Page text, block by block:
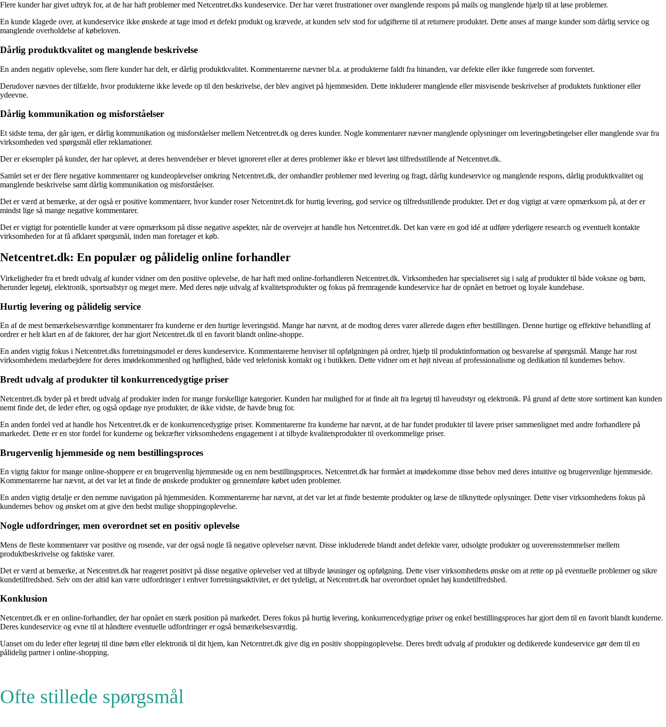
Flere kunder har givet udtryk for, at de har haft problemer med Netcentret.dks kundeservice. Der har været frustrationer over manglende respons på mails og manglende hjælp til at løse problemer.
En kunde klagede over, at kundeservice ikke ønskede at tage imod et defekt produkt og krævede, at kunden selv stod for udgifterne til at returnere produktet. Dette anses af mange kunder som dårlig service og
manglende overholdelse af købeloven.
Dårlig produktkvalitet og manglende beskrivelse
En anden negativ oplevelse, som flere kunder har delt, er dårlig produktkvalitet. Kommentarerne nævner bl.a. at produkterne faldt fra hinanden, var defekte eller ikke fungerede som forventet.
Derudover nævnes der tilfælde, hvor produkterne ikke levede op til den beskrivelse, der blev angivet på hjemmesiden. Dette inkluderer manglende eller misvisende beskrivelser af produktets funktioner eller
ydeevne.
Dårlig kommunikation og misforståelser
Et sidste tema, der går igen, er dårlig kommunikation og misforståelser mellem Netcentret.dk og deres kunder. Nogle kommentarer nævner manglende oplysninger om leveringsbetingelser eller manglende svar fra
virksomheden ved spørgsmål eller reklamationer.
Der er eksempler på kunder, der har oplevet, at deres henvendelser er blevet ignoreret eller at deres problemer ikke er blevet løst tilfredsstillende af Netcentret.dk.
Samlet set er der flere negative kommentarer og kundeoplevelser omkring Netcentret.dk, der omhandler problemer med levering og fragt, dårlig kundeservice og manglende respons, dårlig produktkvalitet og
manglende beskrivelse samt dårlig kommunikation og misforståelser.
Det er værd at bemærke, at der også er positive kommentarer, hvor kunder roser Netcentret.dk for hurtig levering, god service og tilfredsstillende produkter. Det er dog vigtigt at være opmærksom på, at der er
mindst lige så mange negative kommentarer.
Det er vigtigt for potentielle kunder at være opmærksom på disse negative aspekter, når de overvejer at handle hos Netcentret.dk. Det kan være en god idé at udføre yderligere research og eventuelt kontakte
virksomheden for at få afklaret spørgsmål, inden man foretager et køb.
Netcentret.dk: En populær og pålidelig online forhandler
Virkeligheder fra et bredt udvalg af kunder vidner om den positive oplevelse, de har haft med online-forhandleren Netcentret.dk. Virksomheden har specialiseret sig i salg af produkter til både voksne og børn,
herunder legetøj, elektronik, sportsudstyr og meget mere. Med deres nøje udvalg af kvalitetsprodukter og fokus på fremragende kundeservice har de opnået en betroet og loyale kundebase.
Hurtig levering og pålidelig service
En af de mest bemærkelsesværdige kommentarer fra kunderne er den hurtige leveringstid. Mange har nævnt, at de modtog deres varer allerede dagen efter bestillingen. Denne hurtige og effektive behandling af
ordrer er helt klart en af de faktorer, der har gjort Netcentret.dk til en favorit blandt online-shoppe.
En anden vigtig fokus i Netcentret.dks forretningsmodel er deres kundeservice. Kommentarerne henviser til opfølgningen på ordrer, hjælp til produktinformation og besvarelse af spørgsmål. Mange har rost
virksomhedens medarbejdere for deres imødekommenhed og høflighed, både ved telefonisk kontakt og i butikken. Dette vidner om et højt niveau af professionalisme og dedikation til kundernes behov.
Bredt udvalg af produkter til konkurrencedygtige priser
Netcentret.dk byder på et bredt udvalg af produkter inden for mange forskellige kategorier. Kunden har mulighed for at finde alt fra legetøj til haveudstyr og elektronik. På grund af dette store sortiment kan kunden
nemt finde det, de leder efter, og også opdage nye produkter, de ikke vidste, de havde brug for.
En anden fordel ved at handle hos Netcentret.dk er de konkurrencedygtige priser. Kommentarerne fra kunderne har nævnt, at de har fundet produkter til lavere priser sammenlignet med andre forhandlere på
markedet. Dette er en stor fordel for kunderne og bekræfter virksomhedens engagement i at tilbyde kvalitetsprodukter til overkommelige priser.
Brugervenlig hjemmeside og nem bestillingsproces
En vigtig faktor for mange online-shoppere er en brugervenlig hjemmeside og en nem bestillingsproces. Netcentret.dk har formået at imødekomme disse behov med deres intuitive og brugervenlige hjemmeside.
Kommentarerne har nævnt, at det var let at finde de ønskede produkter og gennemføre købet uden problemer.
En anden vigtig detalje er den nemme navigation på hjemmesiden. Kommentarerne har nævnt, at det var let at finde bestemte produkter og læse de tilknyttede oplysninger. Dette viser virksomhedens fokus på
kundernes behov og ønsket om at give den bedst mulige shoppingoplevelse.
Nogle udfordringer, men overordnet set en positiv oplevelse
Mens de fleste kommentarer var positive og rosende, var der også nogle få negative oplevelser nævnt. Disse inkluderede blandt andet defekte varer, udsolgte produkter og uoverensstemmelser mellem
produktbeskrivelse og faktiske varer.
Det er værd at bemærke, at Netcentret.dk har reageret positivt på disse negative oplevelser ved at tilbyde løsninger og opfølgning. Dette viser virksomhedens ønske om at rette op på eventuelle problemer og sikre
kundetilfredshed. Selv om der altid kan være udfordringer i enhver forretningsaktivitet, er det tydeligt, at Netcentret.dk har overordnet opnået høj kundetilfredshed.
Konklusion
Netcentret.dk er en online-forhandler, der har opnået en stærk position på markedet. Deres fokus på hurtig levering, konkurrencedygtige priser og enkel bestillingsproces har gjort dem til en favorit blandt kunderne.
Deres kundeservice og evne til at håndtere eventuelle udfordringer er også bemærkelsesværdig.
Uanset om du leder efter legetøj til dine børn eller elektronik til dit hjem, kan Netcentret.dk give dig en positiv shoppingoplevelse. Deres bredt udvalg af produkter og dedikerede kundeservice gør dem til en
pålidelig partner i online-shopping.
Ofte stillede spørgsmål